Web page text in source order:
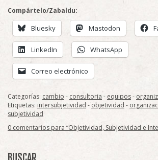
Compártelo/Zabaldu:
Bluesky Mastodon
LinkedIn WhatsApp
Correo electrónico
Categorías: cambio - consultoria - equipos-
Etiquetas: intersubjetividad - objetividad -
subjetividad
0 comentarios para “Objetividad, Subjetividad e